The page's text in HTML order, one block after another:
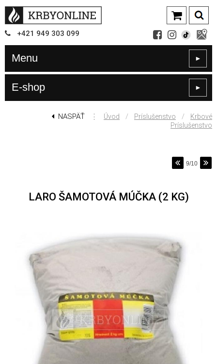
+421 949 303 099
Menu ►
E-shop ►
NASPÄŤ ⋮ Úvod / Príslušenstvo /
Krbové
Príslušenstvo
9/10
LARO ŠAMOTOVÁ MÚČKA (2 KG)